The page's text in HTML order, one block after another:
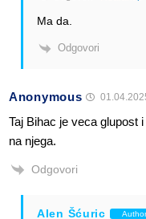
Ma da.
Odgovori
Anonymous
Taj Bihac je veca glupost
na njega.
Odgovori
Alen Šćuric Author